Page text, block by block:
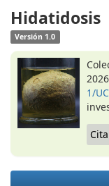
Hidatidosis
Versión 1.0
1/